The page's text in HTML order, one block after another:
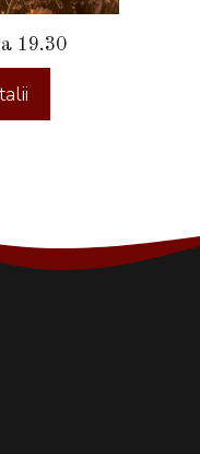
19.30